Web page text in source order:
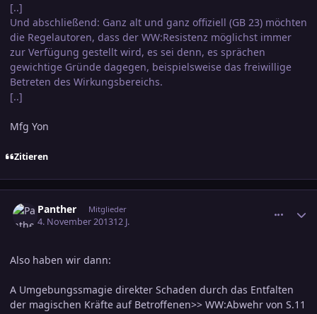
[..]
Und abschließend: Ganz alt und ganz offiziell (GB 23) möchten
die Regelautoren, dass der WW:Resistenz möglichst immer
zur Verfügung gestellt wird, es sei denn, es sprächen
gewichtige Gründe dagegen, beispielsweise das freiwillige
Betreten des Wirkungsbereichs.
[..]
Mfg Yon
Zitieren
Panther Mitglieder
4. November 201312 J.
Also haben wir dann:
A Umgebungssmagie direkter Schaden durch das Entfalten
der magischen Kräfte auf Betroffenen>> WW:Abwehr von S.11